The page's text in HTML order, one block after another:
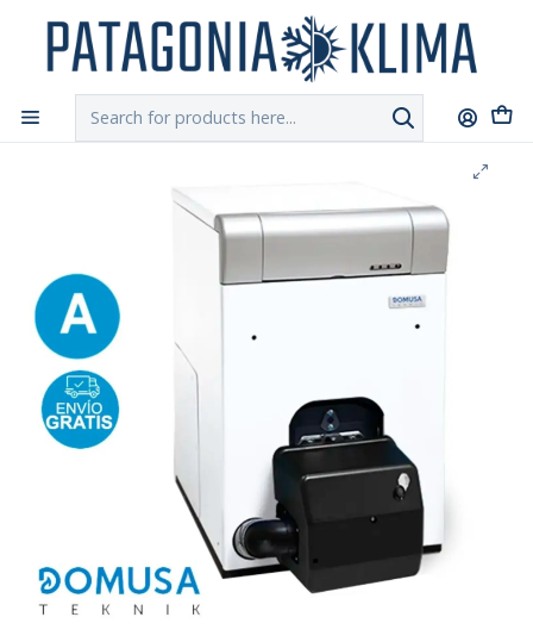
Chilexpress
Home Calefacción Central
Caldera a Petroleo Domusa Jaka 50 HFS Con Quemador